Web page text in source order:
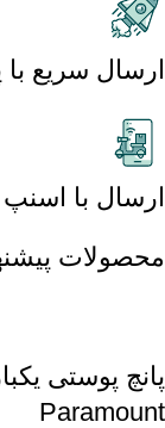
ارسال سریع
ارسال با
محصولات
Paramount